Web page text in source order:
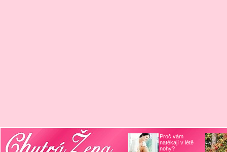
Proč vám
natékají v létě
nohy?